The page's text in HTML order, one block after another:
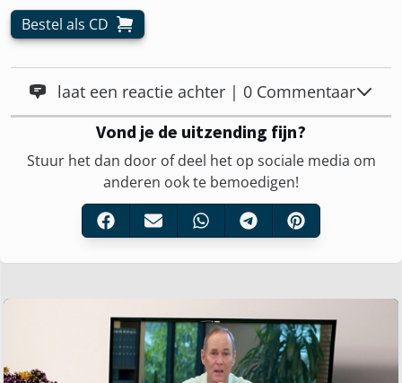
Bestel als CD
laat een reactie achter | 0 Commentaar
Vond je de uitzending fijn?
Stuur het dan door of deel het op sociale media om
anderen ook te bemoedigen!